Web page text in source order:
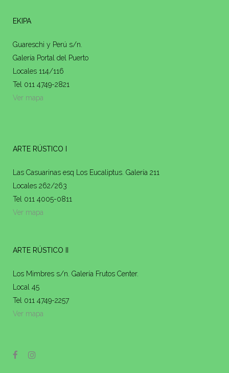
EKIPA
Guareschi y Perú s/n.
Galería Portal del Puerto
Locales 114/116
Tel 011 4749-2821
Ver mapa
ARTE RÚSTICO I
Las Casuarinas esq Los Eucaliptus. Galería 211
Locales 262/263
Tel 011 4005-0811
Ver mapa
ARTE RÚSTICO II
Los Mimbres s/n. Galería Frutos Center.
Local 45
Tel 011 4749-2257
Ver mapa